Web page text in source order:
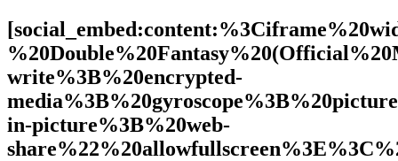
write%3B%20encrypted-
in-picture%3B%20web-